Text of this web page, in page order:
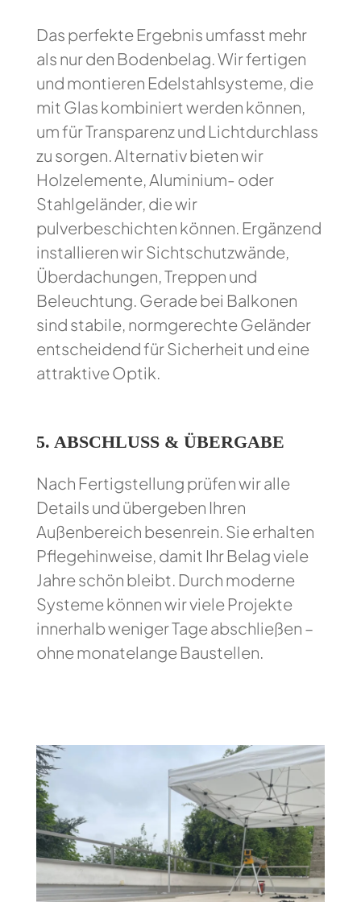
Das perfekte Ergebnis umfasst mehr
als nur den Bodenbelag. Wir fertigen
und montieren Edelstahlsysteme, die
mit Glas kombiniert werden können,
um für Transparenz und Lichtdurchlass
zu sorgen. Alternativ bieten wir
Holzelemente, Aluminium- oder
Stahlgeländer, die wir
pulverbeschichten können. Ergänzend
installieren wir Sichtschutzwände,
Überdachungen, Treppen und
Beleuchtung. Gerade bei Balkonen
sind stabile, normgerechte Geländer
entscheidend für Sicherheit und eine
attraktive Optik.
5. ABSCHLUSS & ÜBERGABE
Nach Fertigstellung prüfen wir alle
Details und übergeben Ihren
Außenbereich besenrein. Sie erhalten
Pflegehinweise, damit Ihr Belag viele
Jahre schön bleibt. Durch moderne
Systeme können wir viele Projekte
innerhalb weniger Tage abschließen –
ohne monatelange Baustellen.